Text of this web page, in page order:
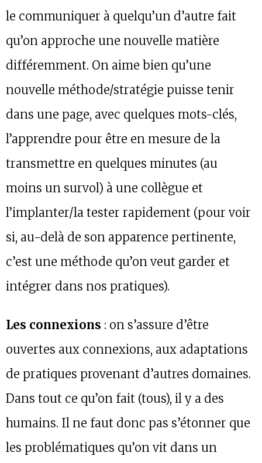
le communiquer à quelqu’un d’autre fait
qu’on approche une nouvelle matière
différemment. On aime bien qu’une
nouvelle méthode/stratégie puisse tenir
dans une page, avec quelques mots-clés,
l’apprendre pour être en mesure de la
transmettre en quelques minutes (au
moins un survol) à une collègue et
l’implanter/la tester rapidement (pour voir
si, au-delà de son apparence pertinente,
c’est une méthode qu’on veut garder et
intégrer dans nos pratiques).
Les connexions : on s’assure d’être
ouvertes aux connexions, aux adaptations
de pratiques provenant d’autres domaines.
Dans tout ce qu’on fait (tous), il y a des
humains. Il ne faut donc pas s’étonner que
les problématiques qu’on vit dans un